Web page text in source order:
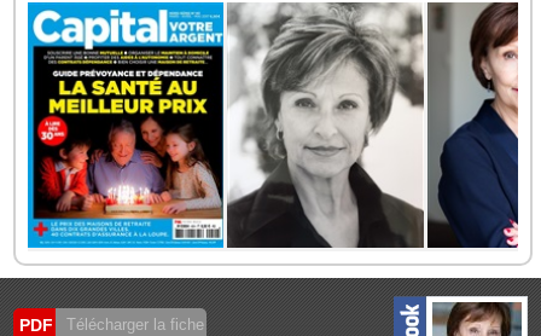
PDF Télécharger la fiche